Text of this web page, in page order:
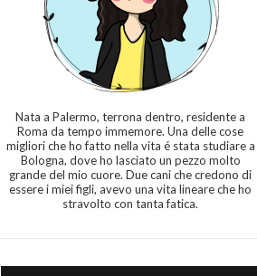
Nata a Palermo, terrona dentro, residente a
Roma da tempo immemore. Una delle cose
migliori che ho fatto nella vita é stata studiare a
Bologna, dove ho lasciato un pezzo molto
grande del mio cuore. Due cani che credono di
essere i miei figli, avevo una vita lineare che ho
stravolto con tanta fatica.